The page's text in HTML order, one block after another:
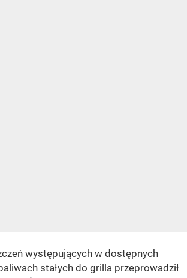
występujących w dostępnych
stałych do grilla przeprowadził